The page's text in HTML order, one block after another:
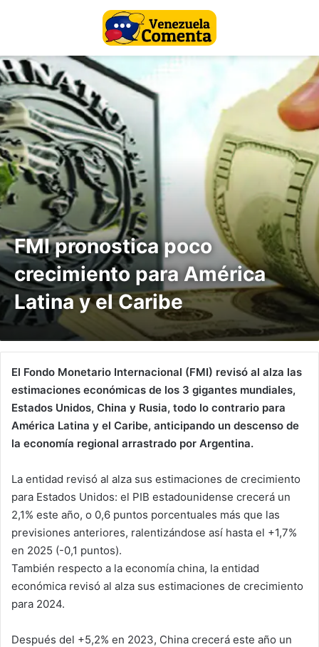
FMI pronostica poco
crecimiento para América
Latina y el Caribe
El Fondo Monetario Internacional (FMI) revisó al alza las
estimaciones económicas de los 3 gigantes mundiales,
Estados Unidos, China y Rusia, todo lo contrario para
América Latina y el Caribe, anticipando un descenso de
la economía regional arrastrado por Argentina.
La entidad revisó al alza sus estimaciones de crecimiento
para Estados Unidos: el PIB estadounidense crecerá un
2,1% este año, o 0,6 puntos porcentuales más que las
previsiones anteriores, ralentizándose así hasta el +1,7%
en 2025 (-0,1 puntos).
También respecto a la economía china, la entidad
económica revisó al alza sus estimaciones de crecimiento
para 2024.
Después del +5,2% en 2023, China crecerá este año un